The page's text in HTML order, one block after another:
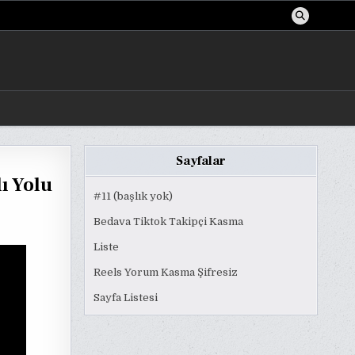
Yolu
Sayfalar
#11 (başlık yok)
Bedava Tiktok Takipçi Kasma
Liste
Reels Yorum Kasma Şifresiz
Sayfa Listesi